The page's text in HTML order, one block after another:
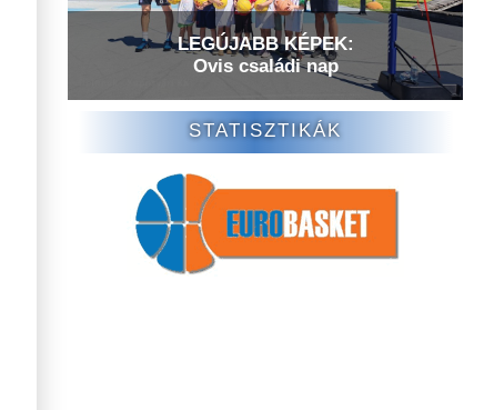
LEGÚJABB KÉPEK:
Ovis családi nap
STATISZTIKÁK